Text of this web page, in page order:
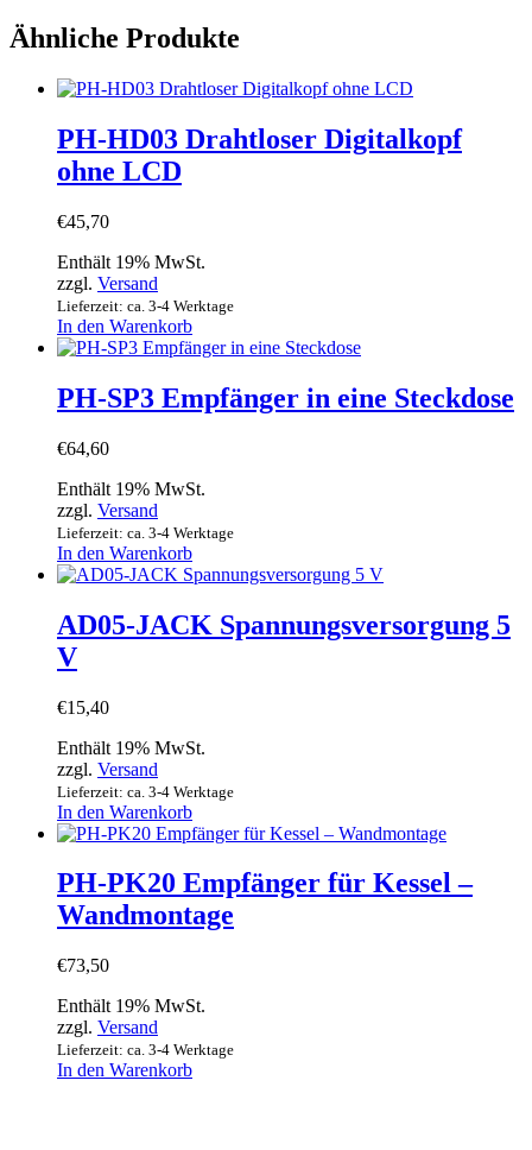
Ähnliche Produkte
PH-HD03 Drahtloser Digitalkopf
ohne LCD
€45,70
Enthält 19% MwSt.
zzgl. Versand
Lieferzeit: ca. 3-4 Werktage
In den Warenkorb
PH-SP3 Empfänger in eine Steckdose
€64,60
Enthält 19% MwSt.
zzgl. Versand
Lieferzeit: ca. 3-4 Werktage
In den Warenkorb
AD05-JACK Spannungsversorgung 5
V
€15,40
Enthält 19% MwSt.
zzgl. Versand
Lieferzeit: ca. 3-4 Werktage
In den Warenkorb
PH-PK20 Empfänger für Kessel –
Wandmontage
€73,50
Enthält 19% MwSt.
zzgl. Versand
Lieferzeit: ca. 3-4 Werktage
In den Warenkorb